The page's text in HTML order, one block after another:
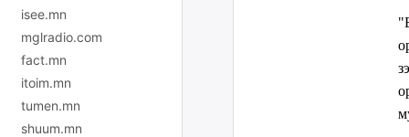
isee.mn
mglradio.com
fact.mn
itoim.mn
tumen.mn
shuum.mn